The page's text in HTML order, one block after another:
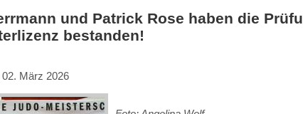
und Patrick Rose haben die
bestanden!
März 2026